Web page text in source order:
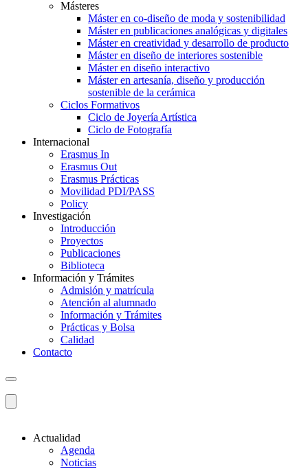
Másteres
Máster en co-diseño de moda y sostenibilidad
Máster en publicaciones analógicas y digitales
Máster en creatividad y desarrollo de producto
Máster en diseño de interiores sostenible
Máster en diseño interactivo
Máster en artesanía, diseño y producción
sostenible de la cerámica
Ciclos Formativos
Ciclo de Joyería Artística
Ciclo de Fotografía
Internacional
Erasmus In
Erasmus Out
Erasmus Prácticas
Movilidad PDI/PASS
Policy
Investigación
Introducción
Proyectos
Publicaciones
Biblioteca
Información y Trámites
Admisión y matrícula
Atención al alumnado
Información y Trámites
Prácticas y Bolsa
Calidad
Contacto
Actualidad
Agenda
Noticias